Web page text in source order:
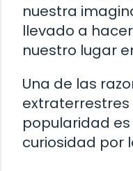
nuestra
llevado a
nuestro lugar
Una de las
popularidad
curiosidad por